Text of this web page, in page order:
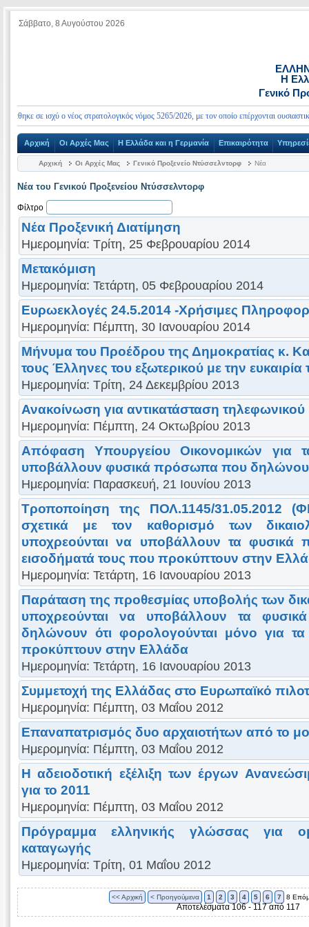
Σάββατο, 8 Αυγούστου 2026
Η
Γενικό
σε ισχύ ο νέος στρατολογικός νόμος 5265/2026, με τον οποίο επέρχονται ουσιαστικές
Αρχική Οι Αρχές Μας Η Ελλάδα και η Γερμανία Επικαιρότητα
Αρχική Οι Αρχές Μας Γενικό Προξενείο Ντύσσελντορφ Νέα
Νέα του Γενικού Προξενείου Ντύσσελντορφ
Φίλτρο
Νέα Προξενική Διατίμηση
Ημερομηνία: Τρίτη, 25 Φεβρουαρίου 2014
Μετακόμιση
Ημερομηνία: Τετάρτη, 05 Φεβρουαρίου 2014
Ευρωεκλογές 24.5.2014 -Χρήσιμες
Ημερομηνία: Πέμπτη, 30 Ιανουαρίου 2014
Μήνυμα του Προέδρου της Δημοκρατίας κ.
τους Έλληνες του εξωτερικού με την
Ημερομηνία: Τρίτη, 24 Δεκεμβρίου 2013
Ανακοίνωση για αντικατάσταση τηλεφωνικού
Ημερομηνία: Πέμπτη, 24 Οκτωβρίου 2013
Απόφαση Υπουργείου Οικονομικών για
υποβάλλουν φυσικά πρόσωπα που δηλώνουν
Ημερομηνία: Παρασκευή, 21 Ιουνίου 2013
Τροποποίηση της ΠΟΛ.1145/31.05.2012
σχετικά με τον καθορισμό των
υποχρεούνται να υποβάλλουν τα
εισοδήματά τους που προκύπτουν στην
Ημερομηνία: Τετάρτη, 16 Ιανουαρίου 2013
Παράταση της προθεσμίας υποβολής των
υποχρεούνται να υποβάλλουν τα
δηλώνουν ότι φορολογούνται μόνο για
προκύπτουν στην Ελλάδα
Ημερομηνία: Τετάρτη, 16 Ιανουαρίου 2013
Συμμετοχή της Ελλάδας στο Ευρωπαϊκό
Ημερομηνία: Πέμπτη, 03 Μαΐου 2012
Επαναπατρισμός δυο αρχαιοτήτων από το
Ημερομηνία: Πέμπτη, 03 Μαΐου 2012
Η αδειοδοτική εξέλιξη των έργων
για το 2011
Ημερομηνία: Πέμπτη, 03 Μαΐου 2012
Πρόγραμμα ελληνικής γλώσσας για
καταγωγής
Ημερομηνία: Τρίτη, 01 Μαΐου 2012
<< Αρχική < Προηγούμενα 1 2 3 4 5 6 7 8
Αποτελέσματα 106 - 117 από 117